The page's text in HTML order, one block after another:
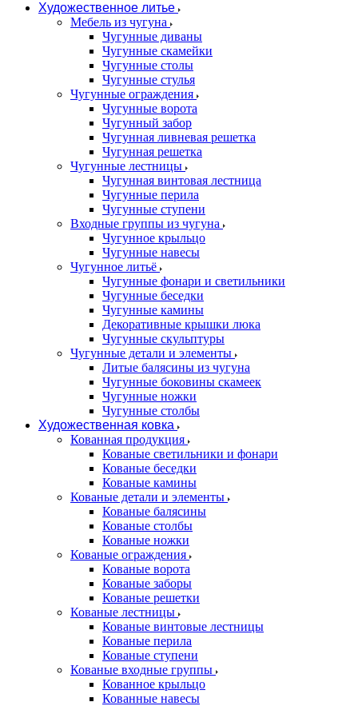
Художественное литье
Мебель из чугуна
Чугунные диваны
Чугунные скамейки
Чугунные столы
Чугунные стулья
Чугунные ограждения
Чугунные ворота
Чугунный забор
Чугунная ливневая решетка
Чугунная решетка
Чугунные лестницы
Чугунная винтовая лестница
Чугунные перила
Чугунные ступени
Входные группы из чугуна
Чугунное крыльцо
Чугунные навесы
Чугунное литьё
Чугунные фонари и светильники
Чугунные беседки
Чугунные камины
Декоративные крышки люка
Чугунные скульптуры
Чугунные детали и элементы
Литые балясины из чугуна
Чугунные боковины скамеек
Чугунные ножки
Чугунные столбы
Художественная ковка
Кованная продукция
Кованые светильники и фонари
Кованые беседки
Кованые камины
Кованые детали и элементы
Кованые балясины
Кованые столбы
Кованые ножки
Кованые ограждения
Кованые ворота
Кованые заборы
Кованые решетки
Кованые лестницы
Кованые винтовые лестницы
Кованые перила
Кованые ступени
Кованые входные группы
Кованное крыльцо
Кованные навесы